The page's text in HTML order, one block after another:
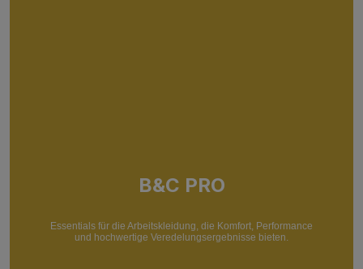
B&C PRO
Essentials für die Arbeitskleidung, die Komfort, Performance
und hochwertige Veredelungsergebnisse bieten.